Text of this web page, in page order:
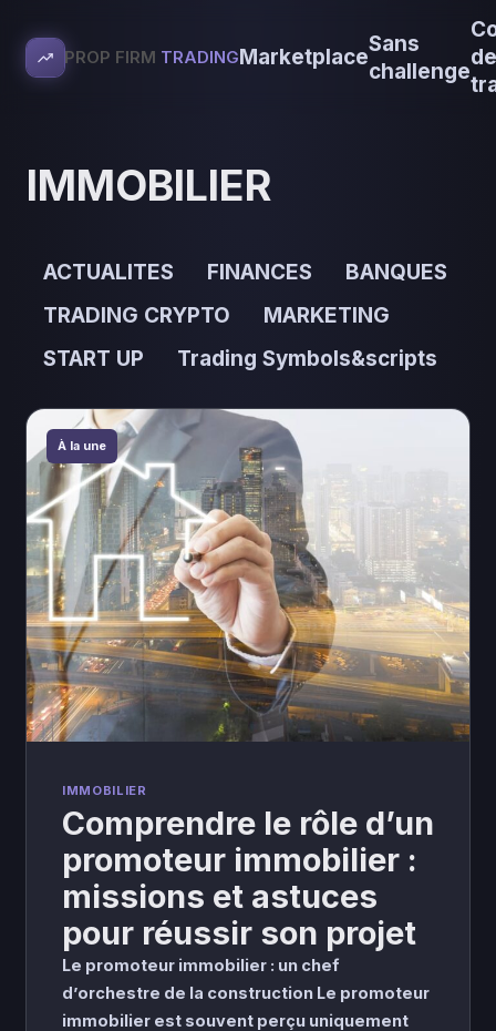
PROP FIRM TRADINGMarketplace
Sans
challenge
de
IMMOBILIER
ACTUALITES FINANCES
BANQUES
TRADING CRYPTO
MARKETING
START UP
Trading Symbols&scripts
À la une
IMMOBILIER
Comprendre le rôle d’un
promoteur immobilier :
missions et astuces
pour réussir son projet
Le promoteur immobilier : un chef
d’orchestre de la construction Le promoteur
immobilier est souvent perçu uniquement